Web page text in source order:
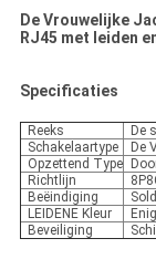
De Vrouwelijke
RJ45 met leiden
Specificaties
Reeks
De
Schakelaartype
De
Opzettend Type
Richtlijn
Beëindiging
LEIDENE Kleur
Beveiliging